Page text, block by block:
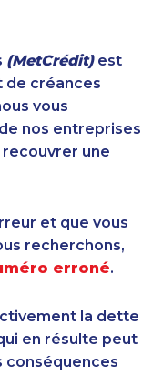
(MetCrédit)est
de créances
vous
nos entreprises
une
et que vous
recherchons,
erroné.
la dette
en résulte peut
conséquences